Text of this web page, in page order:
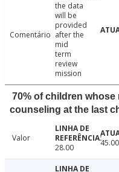
Comentário
the data
will be
provided
after the
mid
term
review
mission
70% of children
counseling at the last
Valor
28.00
45.00